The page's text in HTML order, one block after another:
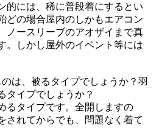
的には、稀に普段着にするとい
どの場合屋内のしかもエアコン
ノースリーブのアオザイまで真
。しかし屋外のイベント等には
は、被るタイプでしょうか？羽
タイプでしょうか？
るタイプです。全開しますの
されてからでも、問題なく着て